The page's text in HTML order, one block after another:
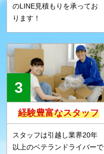
のLINE見積もりを承ってお
ります！
経験豊富なスタッフ
スタッフは引越し業界20年
以上のベテランドライバーで